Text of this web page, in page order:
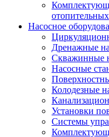
отопительных
Насосное
Дренажные
Скважинные
Насосные
Колодезные
Установки
Системы